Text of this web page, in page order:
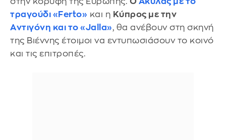
τραγούδι «Ferto» και η Κύπρος με την
Aντιγόνη και το «Jalla», θα ανέβουν στη σκηνή
της Βιέννης έτοιμοι να εντυπωσιάσουν το κοινό
και τις επιτροπές.